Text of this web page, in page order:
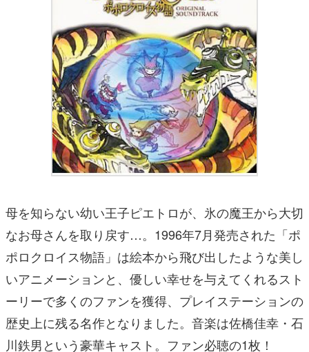
母を知らない幼い王子ピエトロが、氷の魔王から大切
なお母さんを取り戻す…。1996年7月発売された「ポ
ポロクロイス物語」は絵本から飛び出したような美し
いアニメーションと、優しい幸せを与えてくれるスト
ーリーで多くのファンを獲得、プレイステーションの
歴史上に残る名作となりました。音楽は佐橋佳幸・石
川鉄男という豪華キャスト。ファン必聴の1枚！